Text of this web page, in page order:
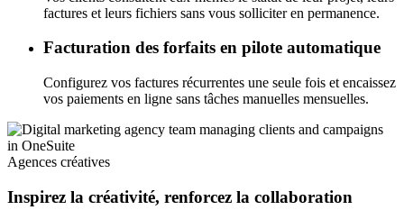
factures et leurs fichiers sans vous solliciter en permanence.
Facturation des forfaits en pilote automatique
Configurez vos factures récurrentes une seule fois et encaissez
vos paiements en ligne sans tâches manuelles mensuelles.
Agences créatives
Inspirez la créativité, renforcez la collaboration